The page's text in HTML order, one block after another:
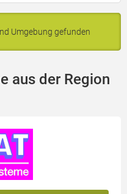
Umgebung gefunden
aus der Region